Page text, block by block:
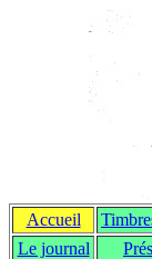
Accueil
Le journal